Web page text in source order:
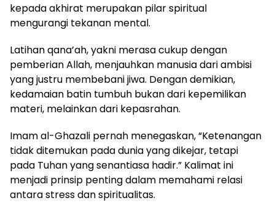
kepada akhirat merupakan pilar spiritual
mengurangi tekanan mental.
Latihan qana’ah, yakni merasa cukup dengan
pemberian Allah, menjauhkan manusia dari ambisi
yang justru membebani jiwa. Dengan demikian,
kedamaian batin tumbuh bukan dari kepemilikan
materi, melainkan dari kepasrahan.
Imam al-Ghazali pernah menegaskan, “Ketenangan
tidak ditemukan pada dunia yang dikejar, tetapi
pada Tuhan yang senantiasa hadir.” Kalimat ini
menjadi prinsip penting dalam memahami relasi
antara stress dan spiritualitas.